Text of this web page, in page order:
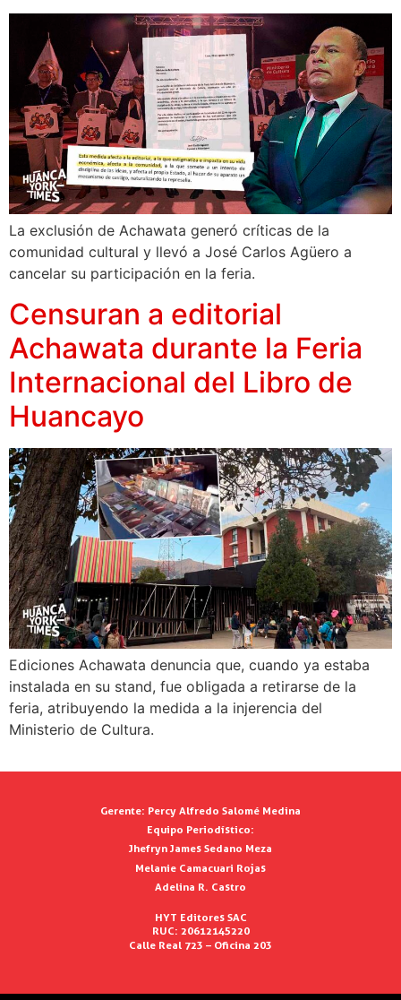
La exclusión de Achawata generó críticas de la
comunidad cultural y llevó a José Carlos Agüero a
cancelar su participación en la feria.
Censuran a editorial
Achawata durante la Feria
Internacional del Libro de
Huancayo
Ediciones Achawata denuncia que, cuando ya estaba
instalada en su stand, fue obligada a retirarse de la
feria, atribuyendo la medida a la injerencia del
Ministerio de Cultura.
Gerente: Percy Alfredo Salomé Medina
Equipo Periodístico:
Jhefryn James Sedano Meza
Melanie Camacuari Rojas
Adelina R. Castro
HYT Editores SAC
RUC: 20612145220
Calle Real 723 – Oficina 203